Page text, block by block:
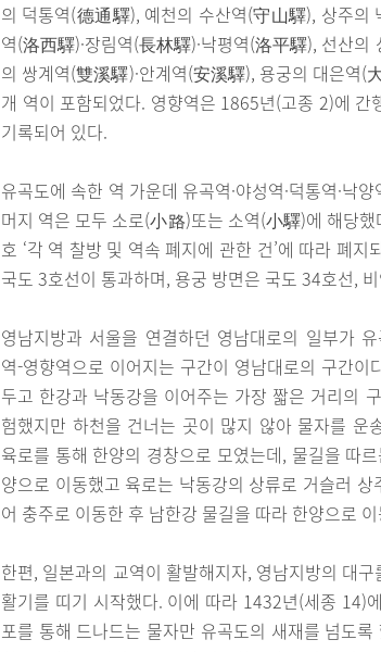
의 덕통역(德通驛), 예천의 수산역(守山驛), 상주의
역(洛西驛)·장림역(長林驛)·낙평역(洛平驛), 선산
의 쌍계역(雙溪驛)·안계역(安溪驛), 용궁의 대은역
개 역이 포함되었다. 영향역은 1865년(고종 2)에
기록되어 있다.
유곡도에 속한 역 가운데 유곡역·야성역·덕통역·낙
머지 역은 모두 소로(小路)또는 소역(小驛)에 해당
호 ‘각 역 찰방 및 역속 폐지에 관한 건’에 따라 폐
국도 3호선이 통과하며, 용궁 방면은 국도 34호선,
영남지방과 서울을 연결하던 영남대로의 일부가
역-영향역으로 이어지는 구간이 영남대로의 구간
두고 한강과 낙동강을 이어주는 가장 짧은 거리의
험했지만 하천을 건너는 곳이 많지 않아 물자를 운
육로를 통해 한양의 경창으로 모였는데, 물길을 따
양으로 이동했고 육로는 낙동강의 상류로 거슬러
어 충주로 이동한 후 남한강 물길을 따라 한양으로
한편, 일본과의 교역이 활발해지자, 영남지방의 대
활기를 띠기 시작했다. 이에 따라 1432년(세종 14)
포를 통해 드나드는 물자만 유곡도의 새재를 넘도